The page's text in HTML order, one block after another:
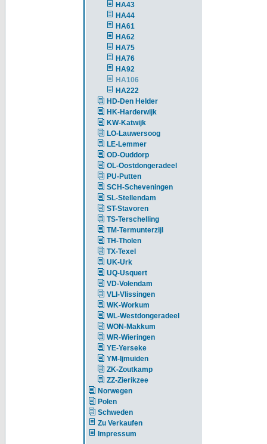
HA43
HA44
HA61
HA62
HA75
HA76
HA92
HA106
HA222
HD-Den Helder
HK-Harderwijk
KW-Katwijk
LO-Lauwersoog
LE-Lemmer
OD-Ouddorp
OL-Oostdongeradeel
PU-Putten
SCH-Scheveningen
SL-Stellendam
ST-Stavoren
TS-Terschelling
TM-Termunterzijl
TH-Tholen
TX-Texel
UK-Urk
UQ-Usquert
VD-Volendam
VLI-Vlissingen
WK-Workum
WL-Westdongeradeel
WON-Makkum
WR-Wieringen
YE-Yerseke
YM-Ijmuiden
ZK-Zoutkamp
ZZ-Zierikzee
Norwegen
Polen
Schweden
Zu Verkaufen
Impressum